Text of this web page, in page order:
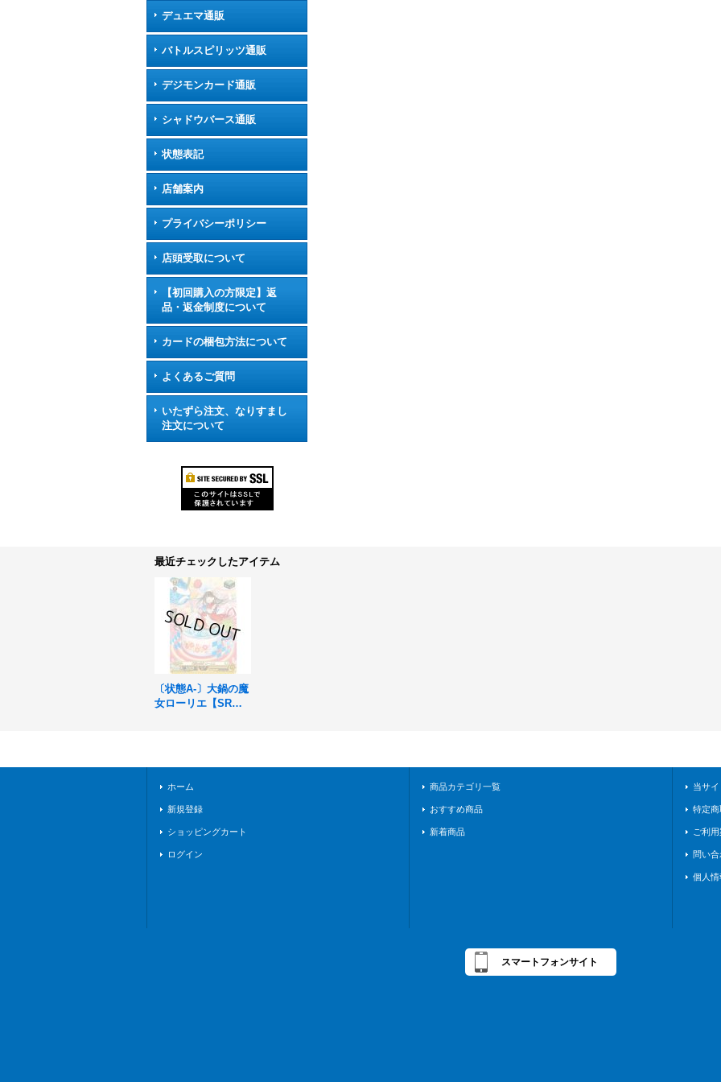
デュエマ通販
バトルスピリッツ通販
デジモンカード通販
シャドウバース通販
状態表記
店舗案内
プライバシーポリシー
店頭受取について
【初回購入の方限定】返
品・返金制度について
カードの梱包方法について
よくあるご質問
いたずら注文、なりすまし
注文について
最近チェックしたアイテム
〔状態A-〕大鍋の魔
女ローリエ【SR】
ホーム
新規登録
ショッピングカート
ログイン
商品カテゴリ一覧
おすすめ商品
新着商品
当サ
特定
ご利
問い合
個人
スマートフォンサイト